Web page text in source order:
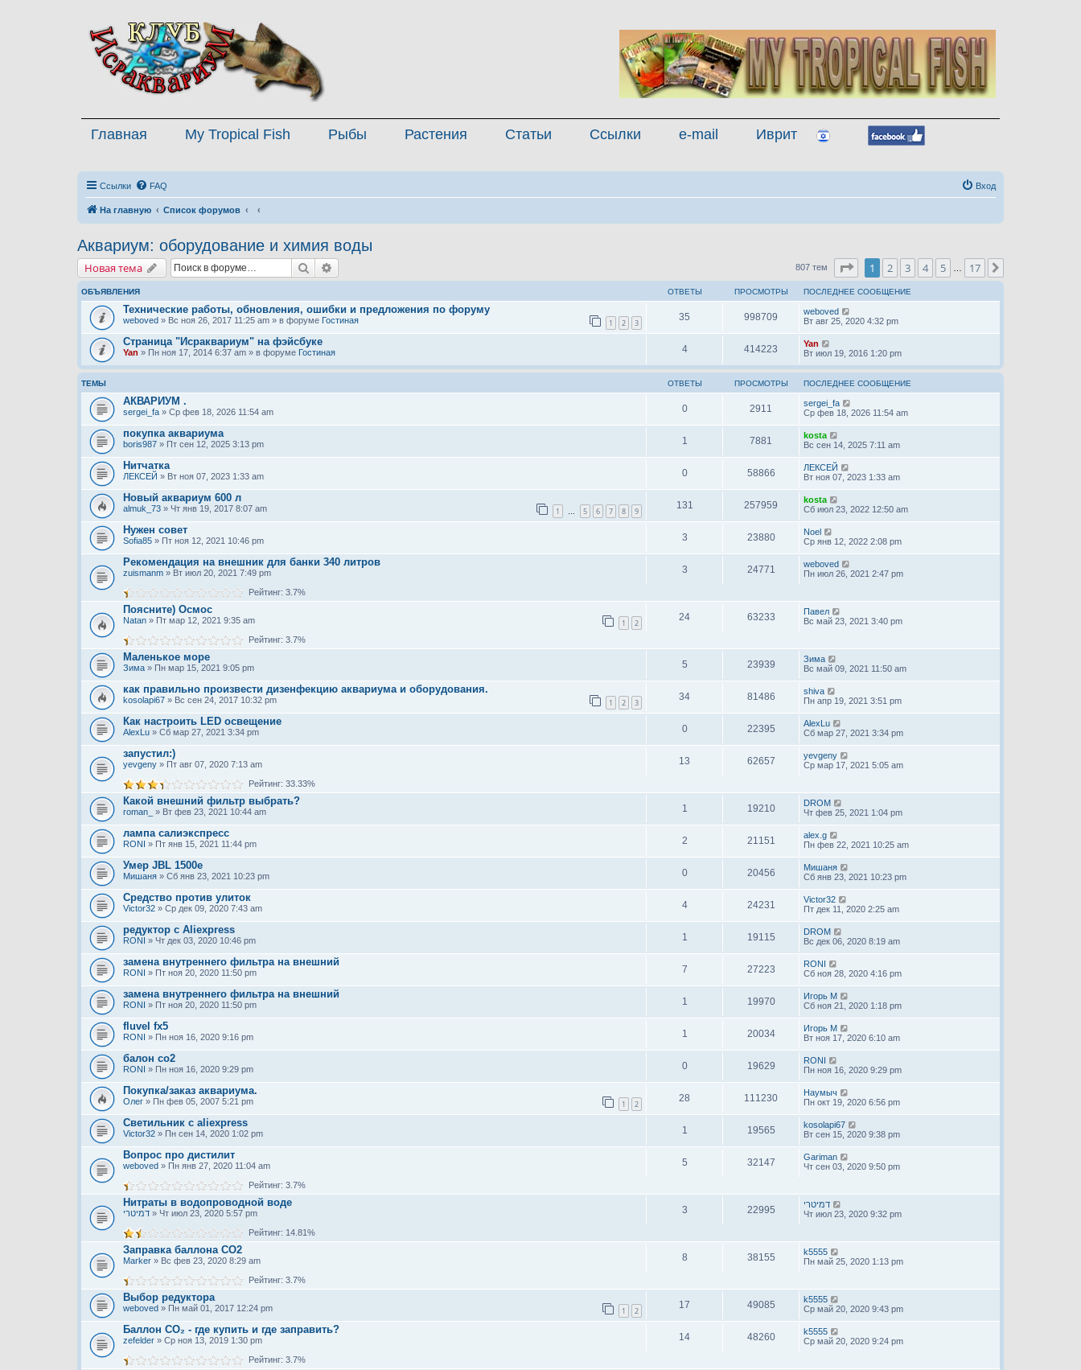
Главная My Tropical Fish Рыбы Растения Статьи Ссылки e-mail Иврит
Ссылки FAQ Вход
На главную Список форумов
Аквариум: оборудование и химия воды
Новая тема Поиск 807 тем Страница 1 из17
1 2 3 4 5 17
ОБЪЯВЛЕНИЯ ОТВЕТЫ ПРОСМОТРЫ ПОСЛЕДНЕЕ СООБЩЕНИЕ
Технические работы, обновления, ошибки и предложения по форуму
weboved » Вс ноя 26, 2017 11:25 am » в форуме Гостиная 1 2 3
35 998709
weboved
Вт авг 25, 2020 4:32 pm
Страница "Исраквариум" на фэйсбуке
Yan » Пн ноя 17, 2014 6:37 am » в форуме Гостиная 4 414223
Yan
Вт июл 19, 2016 1:20 pm
ТЕМЫ ОТВЕТЫ ПРОСМОТРЫ ПОСЛЕДНЕЕ СООБЩЕНИЕ
АКВАРИУМ .
sergei_fa » Ср фев 18, 2026 11:54 am 0 2911
sergei_fa
Ср фев 18, 2026 11:54 am
покупка аквариума
boris987 » Пт сен 12, 2025 3:13 pm 1 7881
kosta
Вс сен 14, 2025 7:11 am
Нитчатка
ЛЕКСЕЙ » Вт ноя 07, 2023 1:33 am 0 58866
ЛЕКСЕЙ
Вт ноя 07, 2023 1:33 am
Новый аквариум 600 л
almuk_73 » Чт янв 19, 2017 8:07 am 1 … 5 6 7 8 9
131 257959
kosta
Сб июл 23, 2022 12:50 am
Нужен совет
Sofia85 » Пт ноя 12, 2021 10:46 pm 3 23880
Noel
Ср янв 12, 2022 2:08 pm
Рекомендация на внешник для банки 340 литров
zuismanm » Вт июл 20, 2021 7:49 pm
Рейтинг: 3.7%
3 24771
weboved
Пн июл 26, 2021 2:47 pm
Поясните) Осмос
Natan » Пт мар 12, 2021 9:35 am 1 2
Рейтинг: 3.7%
24 63233
Павел
Вс май 23, 2021 3:40 pm
Маленькое море
Зима » Пн мар 15, 2021 9:05 pm 5 23939
Зима
Вс май 09, 2021 11:50 am
как правильно произвести дизенфекцию аквариума и оборудования.
kosolapi67 » Вс сен 24, 2017 10:32 pm 1 2 3
34 81486
shiva
Пн апр 19, 2021 3:51 pm
Как настроить LED освещение
AlexLu » Сб мар 27, 2021 3:34 pm 0 22395
AlexLu
Сб мар 27, 2021 3:34 pm
запустил:)
yevgeny » Пт авг 07, 2020 7:13 am
Рейтинг: 33.33%
13 62657
yevgeny
Ср мар 17, 2021 5:05 am
Какой внешний фильтр выбрать?
roman_ » Вт фев 23, 2021 10:44 am 1 19210
DROM
Чт фев 25, 2021 1:04 pm
лампа салиэкспресс
RONI » Пт янв 15, 2021 11:44 pm 2 21151
alex.g
Пн фев 22, 2021 10:25 am
Умер JBL 1500е
Мишаня » Сб янв 23, 2021 10:23 pm 0 20456
Мишаня
Сб янв 23, 2021 10:23 pm
Средство против улиток
Victor32 » Ср дек 09, 2020 7:43 am 4 24231
Victor32
Пт дек 11, 2020 2:25 am
редуктор с Aliexpress
RONI » Чт дек 03, 2020 10:46 pm 1 19115
DROM
Вс дек 06, 2020 8:19 am
замена внутреннего фильтра на внешний
RONI » Пт ноя 20, 2020 11:50 pm 7 27223
RONI
Сб ноя 28, 2020 4:16 pm
замена внутреннего фильтра на внешний
RONI » Пт ноя 20, 2020 11:50 pm 1 19970
Игорь М
Сб ноя 21, 2020 1:18 pm
fluvel fx5
RONI » Пн ноя 16, 2020 9:16 pm 1 20034
Игорь М
Вт ноя 17, 2020 6:10 am
балон co2
RONI » Пн ноя 16, 2020 9:29 pm 0 19629
RONI
Пн ноя 16, 2020 9:29 pm
Покупка/заказ аквариума.
Олег » Пн фев 05, 2007 5:21 pm 1 2
28 111230
Наумыч
Пн окт 19, 2020 6:56 pm
Светильник с aliexpress
Victor32 » Пн сен 14, 2020 1:02 pm 1 19565
kosolapi67
Вт сен 15, 2020 9:38 pm
Вопрос про дистилит
weboved » Пн янв 27, 2020 11:04 am
Рейтинг: 3.7%
5 32147
Gariman
Чт сен 03, 2020 9:50 pm
Нитраты в водопроводной воде
דמיטרי » Чт июл 23, 2020 5:57 pm
Рейтинг: 14.81%
3 22995
דמיטרי
Чт июл 23, 2020 9:32 pm
Заправка баллона СО2
Marker » Вс фев 23, 2020 8:29 am
Рейтинг: 3.7%
8 38155
k5555
Пн май 25, 2020 1:13 pm
Выбор редуктора
weboved » Пн май 01, 2017 12:24 pm 1 2
17 49085
k5555
Ср май 20, 2020 9:43 pm
Баллон CO₂ - где купить и где заправить?
zefelder » Ср ноя 13, 2019 1:30 pm
Рейтинг: 3.7%
14 48260
k5555
Ср май 20, 2020 9:24 pm